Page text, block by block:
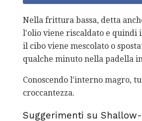
Nella frittura bassa, detta
l'olio viene riscaldato e quindi
il cibo viene mescolato o
qualche minuto nella padella
Conoscendo l'interno magro,
croccantezza.
Suggerimenti su